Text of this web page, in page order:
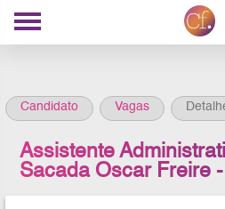
Candidato Vagas
Assistente
Sacada Oscar Freire